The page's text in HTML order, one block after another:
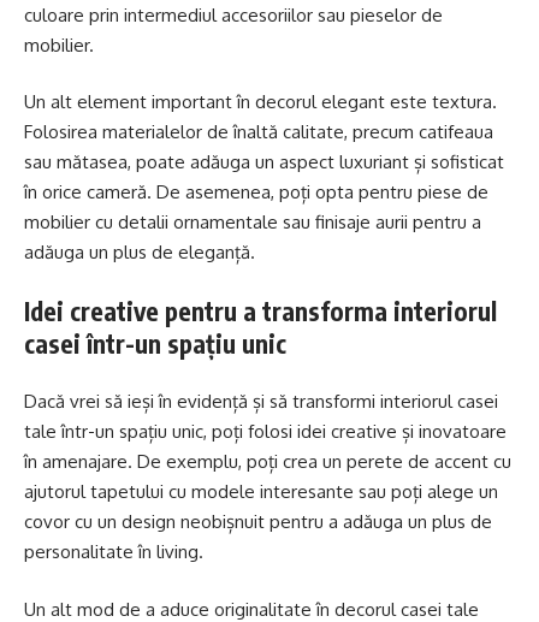
culoare prin intermediul accesoriilor sau pieselor de
mobilier.
Un alt element important în decorul elegant este textura.
Folosirea materialelor de înaltă calitate, precum catifeaua
sau mătasea, poate adăuga un aspect luxuriant și sofisticat
în orice cameră. De asemenea, poți opta pentru piese de
mobilier cu detalii ornamentale sau finisaje aurii pentru a
adăuga un plus de eleganță.
Idei creative pentru a transforma interiorul
casei într-un spațiu unic
Dacă vrei să ieși în evidență și să transformi interiorul casei
tale într-un spațiu unic, poți folosi idei creative și inovatoare
în amenajare. De exemplu, poți crea un perete de accent cu
ajutorul tapetului cu modele interesante sau poți alege un
covor cu un design neobișnuit pentru a adăuga un plus de
personalitate în living.
Un alt mod de a aduce originalitate în decorul casei tale